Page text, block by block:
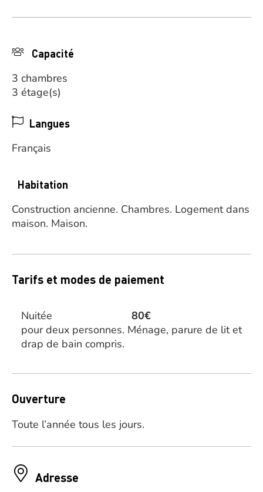
Capacité
3 chambres
3 étage(s)
Langues
Français
Habitation
Construction ancienne. Chambres. Logement dans
maison. Maison.
Tarifs et modes de paiement
Nuitée
80€
pour deux personnes. Ménage, parure de lit et
drap de bain compris.
Ouverture
Toute l’année tous les jours.
Adresse